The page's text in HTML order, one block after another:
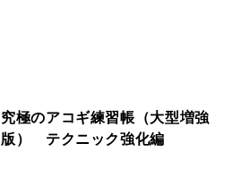
究極のアコギ練習帳（大型増強
版） テクニック強化編